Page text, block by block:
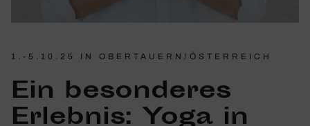
1.-5.10.25 IN OBERTAUERN/ÖSTERREICH
Ein beson­deres
Erlebnis: Yoga in